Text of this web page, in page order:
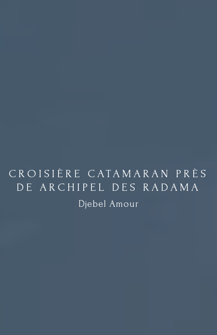
CROISIÈRE CATAMARAN PRÈS
DE ARCHIPEL DES RADAMA
Djebel Amour